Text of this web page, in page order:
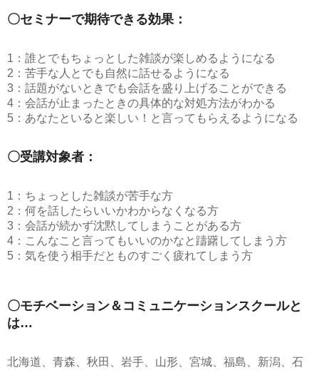
〇セミナーで期待できる効果：
1：誰とでもちょっとした雑談が楽しめるようになる
2：苦手な人とでも自然に話せるようになる
3：話題がないときでも会話を盛り上げることができる
4：会話が止まったときの具体的な対処方法がわかる
5：あなたといると楽しい！と言ってもらえるようになる
〇受講対象者：
1：ちょっとした雑談が苦手な方
2：何を話したらいいかわからなくなる方
3：会話が続かず沈黙してしまうことがある方
4：こんなこと言ってもいいのかなと躊躇してしまう方
5：気を使う相手だとものすごく疲れてしまう方
〇モチベーション＆コミュニケーションスクールと
は…
北海道、青森、秋田、岩手、山形、宮城、福島、新潟、石